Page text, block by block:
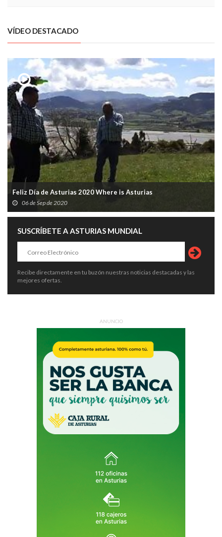
VÍDEO DESTACADO
Feliz Día de Asturias 2020 Where is Asturias
06 de Sep de 2020
SUSCRÍBETE A ASTURIAS MUNDIAL
Recibe directamente en tu buzón nuestras noticias destacadas y las
mejores ofertas.
ANUNCIO